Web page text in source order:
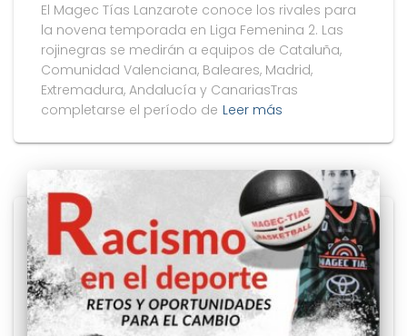
El Magec Tías Lanzarote conoce los rivales para
la novena temporada en Liga Femenina 2. Las
rojinegras se medirán a equipos de Cataluña,
Comunidad Valenciana, Baleares, Madrid,
Extremadura, Andalucía y CanariasTras
completarse el período de Leer más